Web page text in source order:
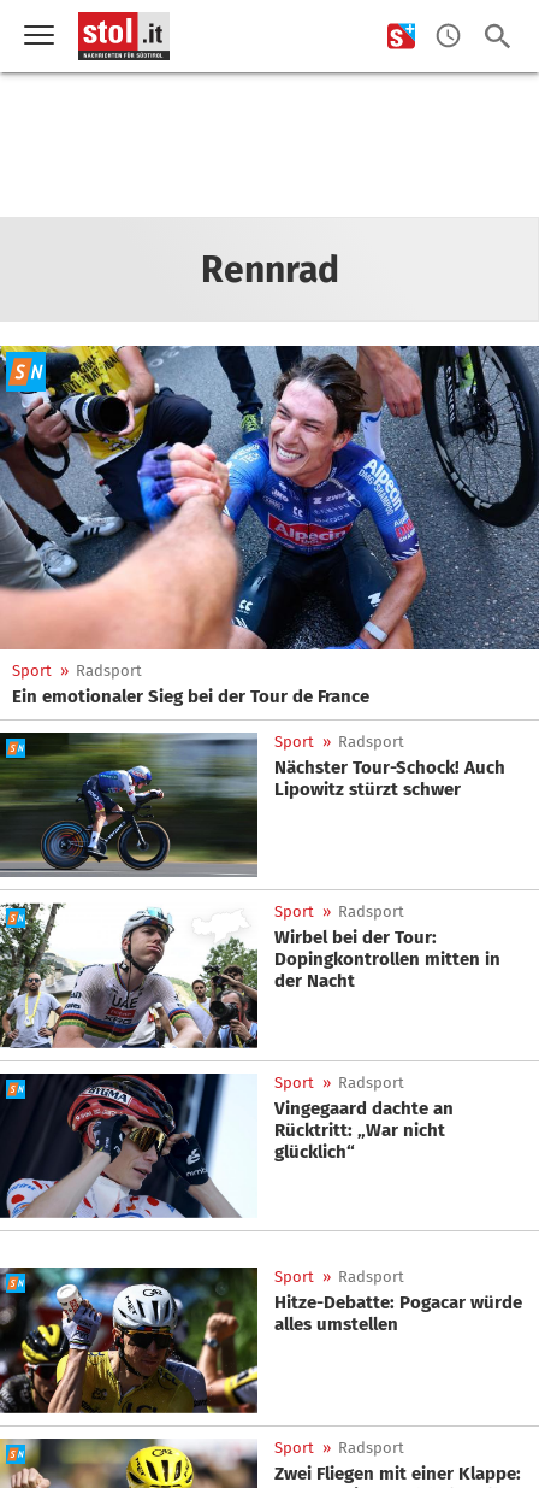
Rennrad
Sport » Radsport
Ein emotionaler Sieg bei der Tour de France
Sport » Radsport
Nächster Tour-Schock! Auch
Lipowitz stürzt schwer
Sport » Radsport
Wirbel bei der Tour:
Dopingkontrollen mitten in
der Nacht
Sport » Radsport
Vingegaard dachte an
Rücktritt: „War nicht
glücklich“
Sport » Radsport
Hitze-Debatte: Pogacar würde
alles umstellen
Sport » Radsport
Zwei Fliegen mit einer Klappe: